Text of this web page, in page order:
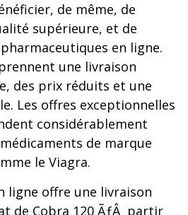
de même, de
supérieure, et de
en ligne.
une livraison
des prix réduits et une
Les offres exceptionnelles
considérablement
de marque
le Viagra.
ligne offre une livraison
de Cobra 120 ÃƒÂ partir